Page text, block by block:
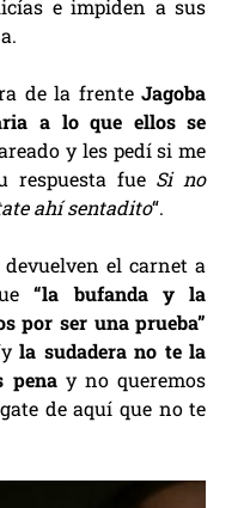
e impiden a sus
de la frenteJagoba
a lo que ellos se
y les pedí si me
respuesta fue Si no
ahí sentadito“.
devuelven el carnet a
“la bufanda y la
por ser una prueba”
la sudadera no te la
penay no queremos
de aquí que no te